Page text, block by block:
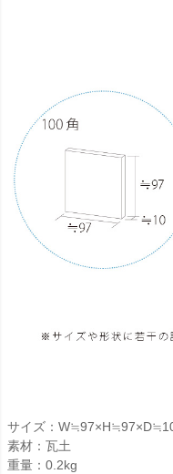
サイズ：
素材：瓦土
重量：0.2kg